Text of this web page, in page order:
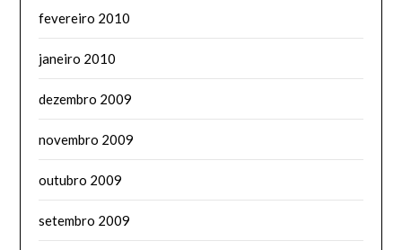
fevereiro 2010
janeiro 2010
dezembro 2009
novembro 2009
outubro 2009
setembro 2009